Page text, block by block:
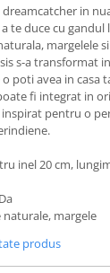
dreamcatcher in
te duce cu gandul
margelele
s-a transformat
poti avea in casa
fi integrat in
pentru o
inel 20 cm,
naturale, margele
produs